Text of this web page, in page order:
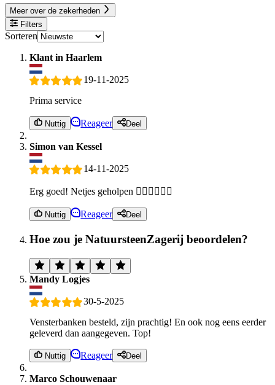
Meer over de zekerheden
Filters
Sorteren
Klant in Haarlem
19-11-2025
Prima service
Nuttig Reageer Deel
Simon van Kessel
14-11-2025
Erg goed! Netjes geholpen 👍🏻👍🏻👍🏻
Nuttig Reageer Deel
Hoe zou je NatuursteenZagerij beoordelen?
Mandy Logjes
30-5-2025
Vensterbanken besteld, zijn prachtig! En ook nog eens eerder
geleverd dan aangegeven. Top!
Nuttig Reageer Deel
Marco Schouwenaar